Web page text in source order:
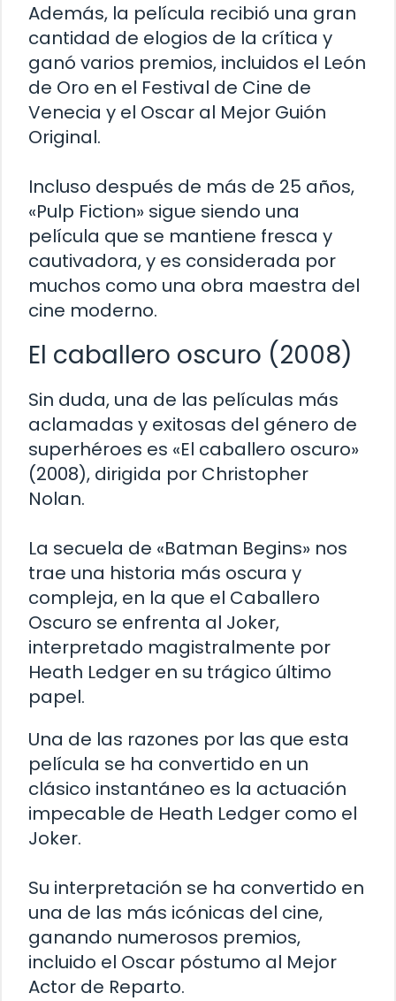
Además, la película recibió una gran
cantidad de elogios de la crítica y
ganó varios premios, incluidos el León
de Oro en el Festival de Cine de
Venecia y el Oscar al Mejor Guión
Original.
Incluso después de más de 25 años,
«Pulp Fiction» sigue siendo una
película que se mantiene fresca y
cautivadora, y es considerada por
muchos como una obra maestra del
cine moderno.
El caballero oscuro (2008)
Sin duda, una de las películas más
aclamadas y exitosas del género de
superhéroes es «El caballero oscuro»
(2008), dirigida por Christopher
Nolan.
La secuela de «Batman Begins» nos
trae una historia más oscura y
compleja, en la que el Caballero
Oscuro se enfrenta al Joker,
interpretado magistralmente por
Heath Ledger en su trágico último
papel.
Una de las razones por las que esta
película se ha convertido en un
clásico instantáneo es la actuación
impecable de Heath Ledger como el
Joker.
Su interpretación se ha convertido en
una de las más icónicas del cine,
ganando numerosos premios,
incluido el Oscar póstumo al Mejor
Actor de Reparto.